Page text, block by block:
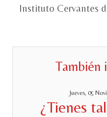
Instituto Cervantes
También
Jueves, 05
¿Tienes